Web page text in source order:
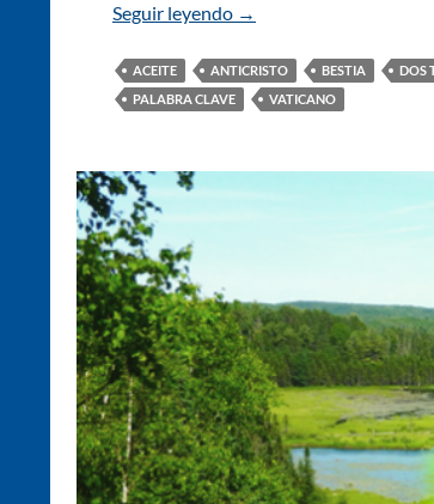
Seguir leyendo Los Dos Testigos del
→
ACEITE ANTICRISTO BESTIA DOS
PALABRA CLAVE
VATICANO